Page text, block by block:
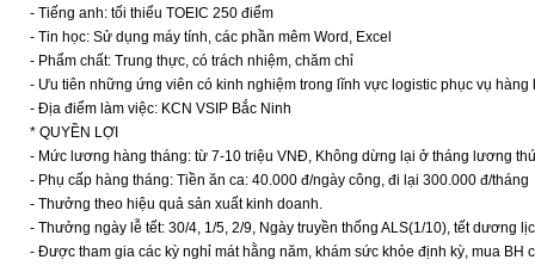
- Tiếng anh: tối thiểu TOEIC 250 điểm
- Tin học: Sử dụng máy tính, các phần mêm Word, Excel
- Phẩm chất: Trung thực, có trách nhiệm, chăm chỉ
- Ưu tiên những ứng viên có kinh nghiệm trong lĩnh vực logistic phục vụ hàng
- Địa điểm làm việc: KCN VSIP Bắc Ninh
* QUYỀN LỢI
- Mức lương hàng tháng: từ 7-10 triệu VNĐ, Không dừng lại ở tháng lương
- Phụ cấp hàng tháng: Tiền ăn ca: 40.000 đ/ngày công, đi lại 300.000 đ/tháng
- Thưởng theo hiệu quả sản xuất kinh doanh.
- Thưởng ngày lễ tết: 30/4, 1/5, 2/9, Ngày truyền thống ALS(1/10), tết dương
- Được tham gia các kỳ nghỉ mát hằng năm, khám sức khỏe định kỳ, mua BH